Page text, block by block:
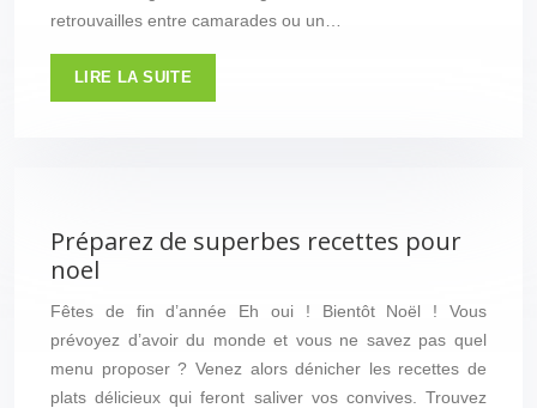
retrouvailles entre camarades ou un…
LIRE LA SUITE
Préparez de superbes recettes pour
noel
Fêtes de fin d’année Eh oui ! Bientôt Noël ! Vous
prévoyez d’avoir du monde et vous ne savez pas quel
menu proposer ? Venez alors dénicher les recettes de
plats délicieux qui feront saliver vos convives. Trouvez